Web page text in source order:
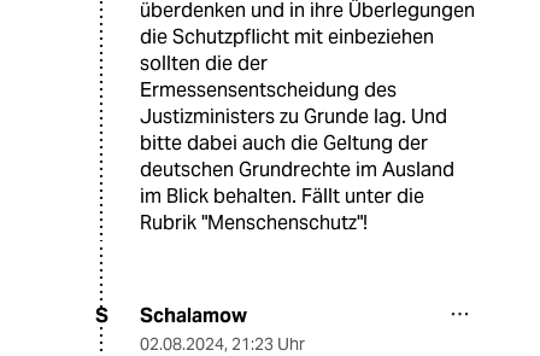
überdenken und in ihre Überlegungen
die Schutzpflicht mit einbeziehen
sollten die der
Ermessensentscheidung des
Justizministers zu Grunde lag. Und
bitte dabei auch die Geltung der
deutschen Grundrechte im Ausland
im Blick behalten. Fällt unter die
Rubrik "Menschenschutz"!
S Schalamow
02.08.2024, 21:23 Uhr